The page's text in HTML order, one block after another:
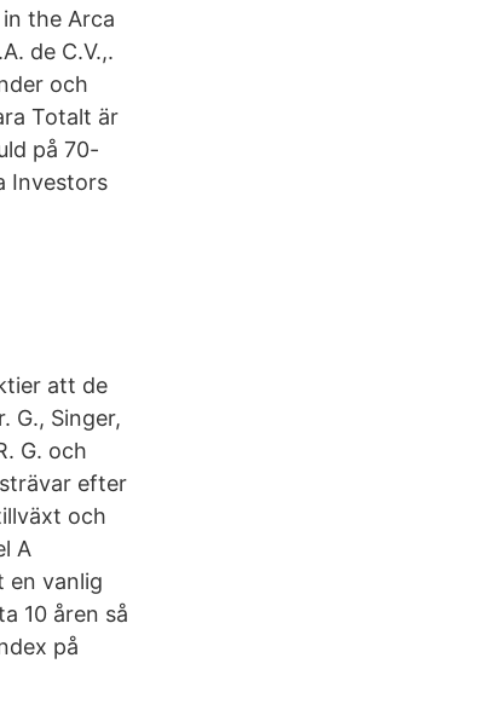
the Arca
de C.V.,.
och
Totalt är
på 70-
Investors
att de
G., Singer,
G. och
efter
och
A
en vanlig
10 åren så
på